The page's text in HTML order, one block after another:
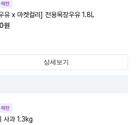
매한
유 x 마켓컬리] 전용목장우유 1.8L
원
상세보기
매한
사과 1.3kg